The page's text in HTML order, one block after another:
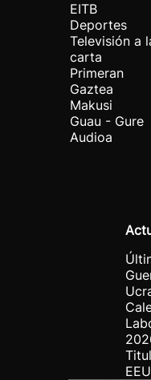
EITB
Deportes
Televisión a
carta
Primeran
Gaztea
Makusi
Guau - Gure
Audioa